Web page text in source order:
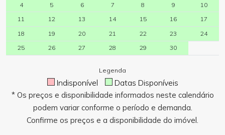
4
5 6 7 8 9
10
11
12 13 14 15 16
17
18
19 20 21 22 23
24
25
26 27 28 29 30
Legenda
Indisponível Datas Disponíveis
* Os preços e disponibilidade informados neste calendário
podem variar conforme o período e demanda.
Confirme os preços e a disponibilidade do imóvel.